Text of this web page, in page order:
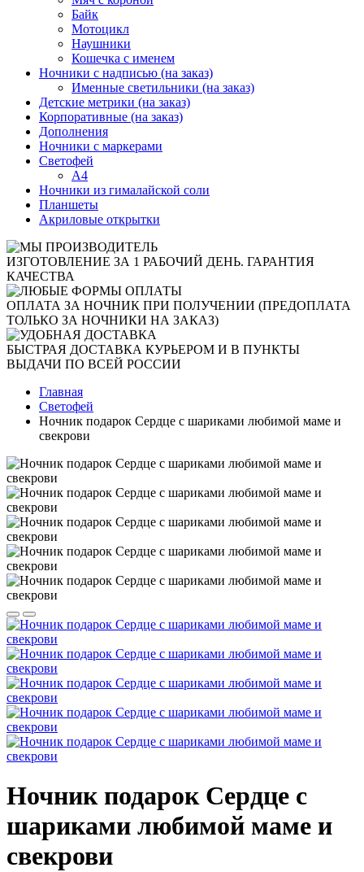
Байк
Мотоцикл
Наушники
Кошечка с именем
Ночники с надписью (на заказ)
Именные светильники (на заказ)
Детские метрики (на заказ)
Корпоративные (на заказ)
Дополнения
Ночники с маркерами
Светофей
А4
Ночники из гималайской соли
Планшеты
Акриловые открытки
ИЗГОТОВЛЕНИЕ ЗА 1 РАБОЧИЙ ДЕНЬ. ГАРАНТИЯ
КАЧЕСТВА
ОПЛАТА ЗА НОЧНИК ПРИ ПОЛУЧЕНИИ (ПРЕДОПЛАТА
ТОЛЬКО ЗА НОЧНИКИ НА ЗАКАЗ)
БЫСТРАЯ ДОСТАВКА КУРЬЕРОМ И В ПУНКТЫ
ВЫДАЧИ ПО ВСЕЙ РОССИИ
Главная
Светофей
Ночник подарок Сердце с шариками любимой маме и
свекрови
Ночник подарок Сердце с
шариками любимой маме и
свекрови